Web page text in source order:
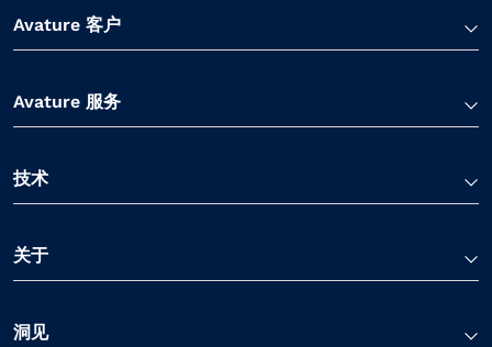
Avature 客户
Avature 服务
技术
关于
洞见